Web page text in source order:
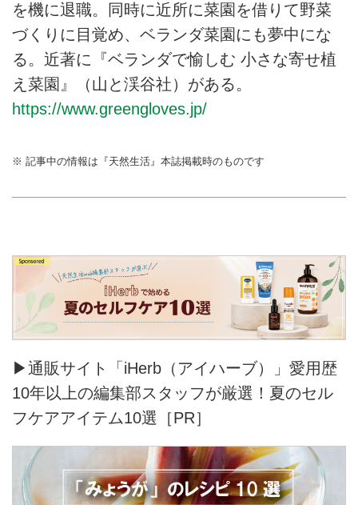
を機に退職。同時に近所に菜園を借りて野菜
づくりに目覚め、ベランダ菜園にも夢中にな
る。近著に『ベランダで愉しむ 小さな寄せ植
え菜園』（山と渓谷社）がある。
https://www.greengloves.jp/
※ 記事中の情報は『天然生活』本誌掲載時のものです
▶通販サイト「iHerb（アイハーブ）」愛用歴
10年以上の編集部スタッフが厳選！夏のセル
フケアアイテム10選［PR］